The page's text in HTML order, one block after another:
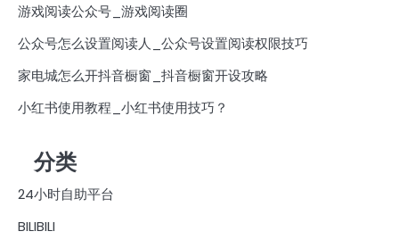
游戏阅读公众号_游戏阅读圈
公众号怎么设置阅读人_公众号设置阅读权限技巧
家电城怎么开抖音橱窗_抖音橱窗开设攻略
小红书使用教程_小红书使用技巧？
分类
24小时自助平台
BILIBILI